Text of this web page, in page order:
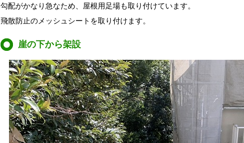
勾配がかなり急なため、屋根用足場も取り付けています。
飛散防止のメッシュシートを取り付けます。
崖の下から架設